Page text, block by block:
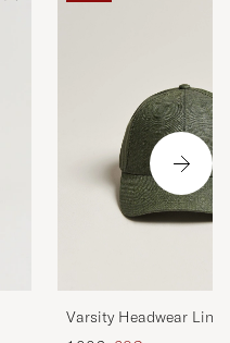
Varsity Headwear
Cap French Olive